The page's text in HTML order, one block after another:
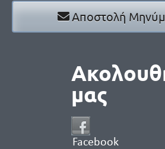
Αποστολή
μας
Facebook